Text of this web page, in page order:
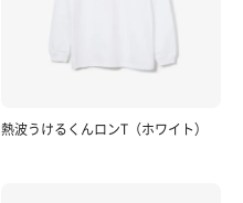
熱波うけるくんロンT（ホワイト）